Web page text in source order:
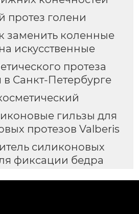
протез голени
заменить коленные
искусственные
протеза
в Санкт-Петербурге
гильзы для
протезов Valberis
силиконовых
фиксации бедра